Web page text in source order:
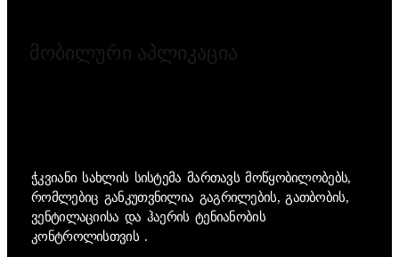
მობილური აპლიკაცია
ჭკვიანი სახლის სისტემა მართავს მოწყობილობებს,
რომლებიც განკუთვნილია გაგრილების, გათბობის,
ვენტილაციისა და ჰაერის ტენიანობის
კონტროლისთვის .